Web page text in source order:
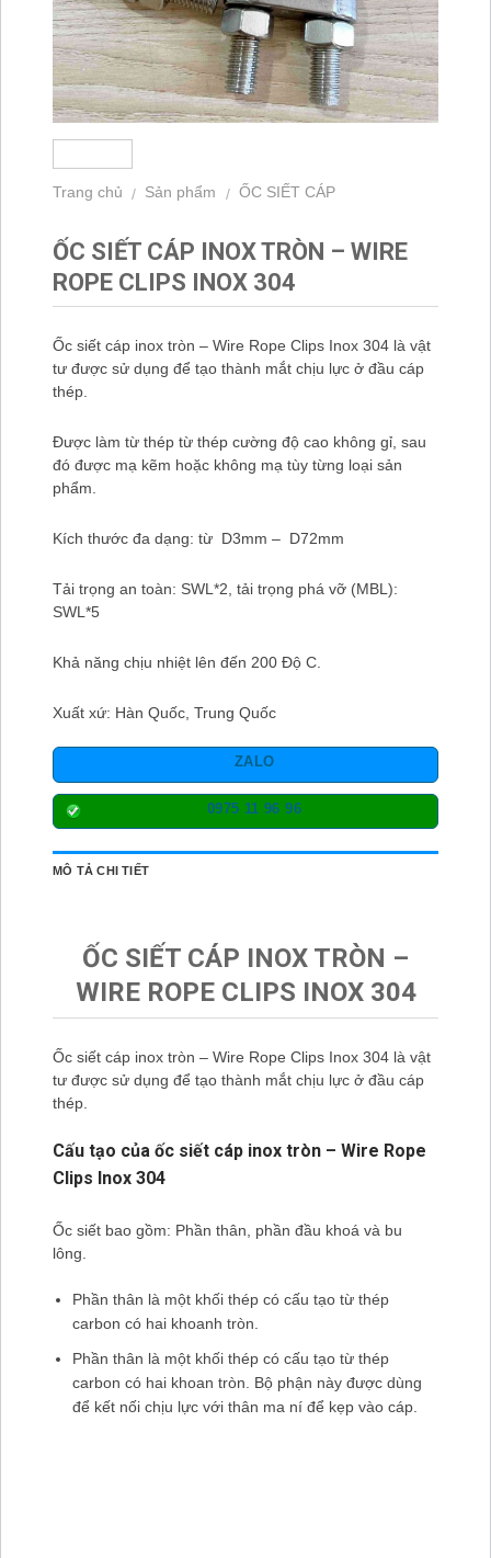
Trang chủ / Sản phẩm / ỐC SIẾT CÁP
ỐC SIẾT CÁP INOX TRÒN – WIRE
ROPE CLIPS INOX 304
Ốc siết cáp inox tròn – Wire Rope Clips Inox 304 là vật
tư được sử dụng để tạo thành mắt chịu lực ở đầu cáp
thép.
Được làm từ thép từ thép cường độ cao không gỉ, sau
đó được mạ kẽm hoặc không mạ tùy từng loại sản
phẩm.
Kích thước đa dạng: từ D3mm – D72mm
Tải trọng an toàn: SWL*2, tải trọng phá vỡ (MBL):
SWL*5
Khả năng chịu nhiệt lên đến 200 Độ C.
Xuất xứ: Hàn Quốc, Trung Quốc
ZALO
0975 11 96 96
MÔ TẢ CHI TIẾT
ỐC SIẾT CÁP INOX TRÒN –
WIRE ROPE CLIPS INOX 304
Ốc siết cáp inox tròn – Wire Rope Clips Inox 304 là vật
tư được sử dụng để tạo thành mắt chịu lực ở đầu cáp
thép.
Cấu tạo của ốc siết cáp inox tròn – Wire Rope
Clips Inox 304
Ốc siết bao gồm: Phần thân, phần đầu khoá và bu
lông.
Phần thân là một khối thép có cấu tạo từ thép
carbon có hai khoanh tròn.
Phần thân là một khối thép có cấu tạo từ thép
carbon có hai khoan tròn. Bộ phận này được dùng
để kết nối chịu lực với thân ma ní để kẹp vào cáp.